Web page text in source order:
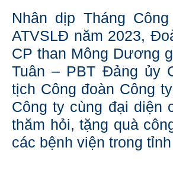
Nhân dịp Tháng
ATVSLĐ năm 2023,
CP than Mông Dương
Tuân – PBT Đảng ủy
tịch Công đoàn Công
Công ty cùng đại diện
thăm hỏi, tặng quà
các bệnh viện trong